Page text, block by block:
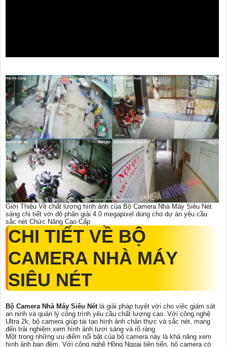
Giới Thiệu Về chất lượng hình ảnh của Bộ Camera Nhà Máy Siêu Nét
sáng chi tiết với độ phân giải 4.0 megapixel dùng cho dự án yêu cầu
sắc nét Chức Năng Cao Cấp
CHI TIẾT VỀ BỘ
CAMERA NHÀ MÁY
SIÊU NÉT
Bộ Camera Nhà Máy Siêu Nét là giải pháp tuyệt vời cho việc giám sát
an ninh và quản lý công trình yêu cầu chất lượng cao. Với công nghệ
Ultra 2k, bộ camera giúp tái tạo hình ảnh chân thực và sắc nét, mang
đến trải nghiệm xem hình ảnh tươi sáng và rõ ràng.
Một trong những ưu điểm nổi bật của bộ camera này là khả năng xem
hình ảnh ban đêm. Với công nghệ Hồng Ngoại tiên tiến, bộ camera có